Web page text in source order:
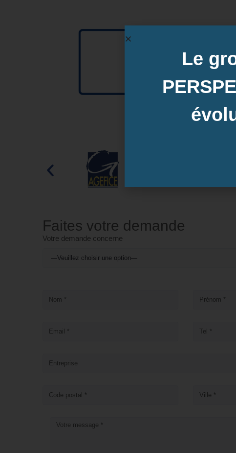
Les
Faites votre demande
Votre demande concerne
Le